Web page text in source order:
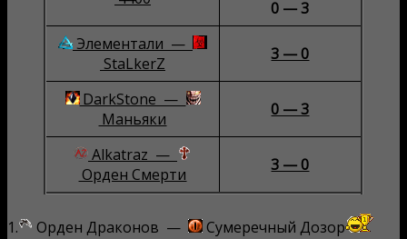
0 — 3
Элементали —
StaLkerZ
3 — 0
DarkStone —
Маньяки
0 — 3
Alkatraz —
Орден Смерти
3 — 0
1. Орден Драконов — Сумеречный Дозор